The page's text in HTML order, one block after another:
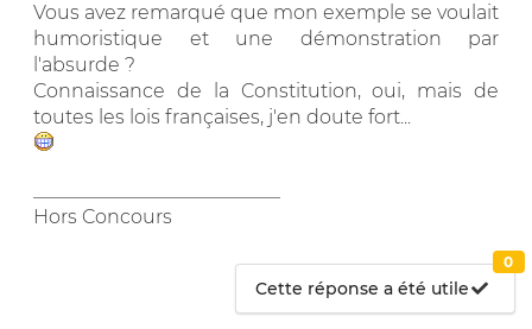
Vous avez remarqué que mon exemple se voulait
humoristique et une démonstration par
l'absurde ?
Connaissance de la Constitution, oui, mais de
toutes les lois françaises, j'en doute fort...
Hors Concours
Cette réponse a été utile
0